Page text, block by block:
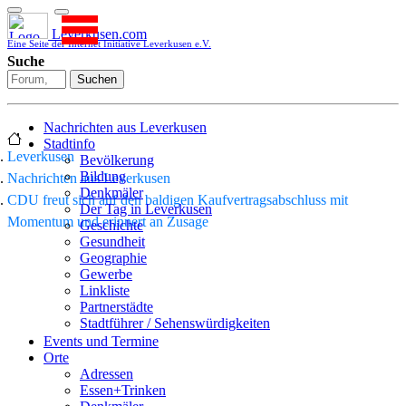
Leverkusen.com
Eine Seite der Internet Initiative Leverkusen e.V.
Suche
Suchen
Nachrichten aus Leverkusen
Stadtinfo
Bevölkerung
Bildung
Denkmäler
Der Tag in Leverkusen
Geschichte
Gesundheit
Geographie
Gewerbe
Linkliste
Partnerstädte
Stadtführer / Sehenswürdigkeiten
Stadtplan
Sport
Who is who
Events und Termine
Orte
Adressen
Essen+Trinken
Leverkusen
Nachrichten aus Leverkusen
CDU freut sich auf den baldigen Kaufvertragsabschluss mit
Momentum und erinnert an Zusage